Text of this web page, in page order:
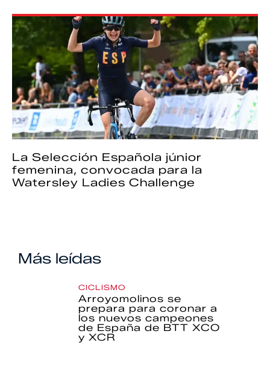
La Selección Española júnior
femenina, convocada para la
Watersley Ladies Challenge
Más leídas
CICLISMO
Arroyomolinos se
prepara para coronar a
los nuevos campeones
de España de BTT XCO
y XCR